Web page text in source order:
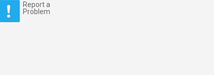
Report a
Problem